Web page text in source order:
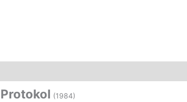
Protokol (1984)